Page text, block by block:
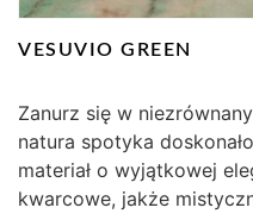
VESUVIO GREEN
Zanurz się w
natura spotyka
materiał o wyjątkowej
kwarcowe, jakże